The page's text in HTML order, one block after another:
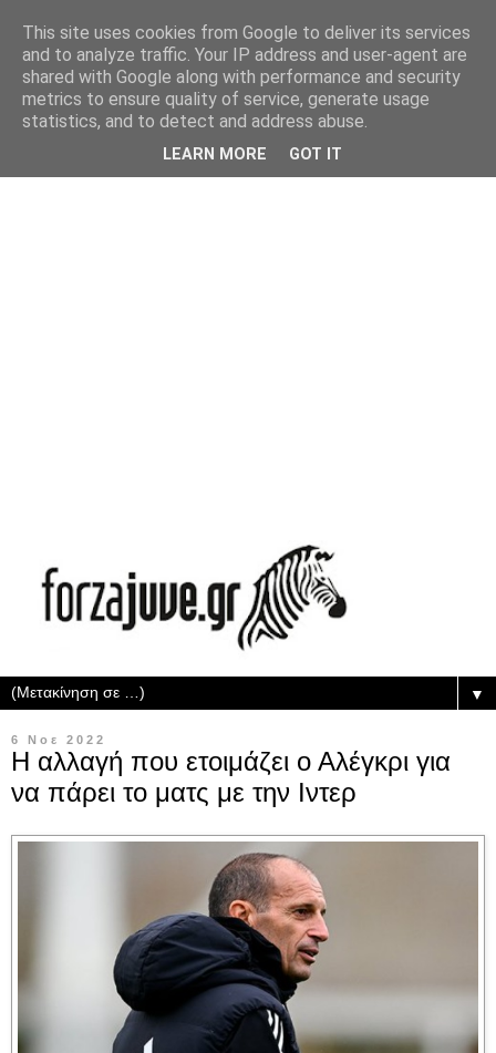
▼
6 Νοε 2022
Η αλλαγή που ετοιμάζει ο Αλέγκρι για
να πάρει το ματς με την Ιντερ
This site uses cookies from Google to deliver its services
and to analyze traffic. Your IP address and user-agent are
shared with Google along with performance and security
metrics to ensure quality of service, generate usage
statistics, and to detect and address abuse.
LEARN MORE GOT IT